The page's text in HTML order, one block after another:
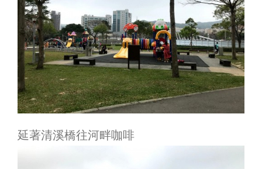
延著清溪橋往河畔咖啡